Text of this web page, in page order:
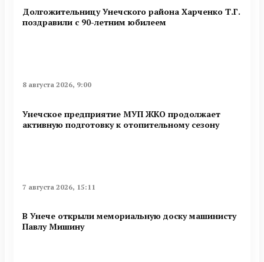
Долгожительницу Унечского района Харченко Т.Г.
поздравили с 90-летним юбилеем
8 августа 2026, 9:00
Унечское предприятие МУП ЖКО продолжает
активную подготовку к отопительному сезону
7 августа 2026, 15:11
В Унече открыли мемориальную доску машинисту
Павлу Мишину